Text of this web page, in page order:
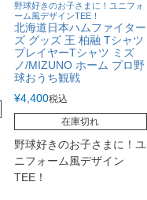
野球好きのお子さまに！ユニフォ
ーム風デザインTEE！
北海道日本ハムファイター
ズ グッズ 王 柏融 Tシャツ
プレイヤーTシャツ ミズ
ノ/MIZUNO ホーム プロ野
球おうち観戦
¥4,400税込
在庫切れ
野球好きのお子さまに！ユ
ニフォーム風デザイン
TEE！